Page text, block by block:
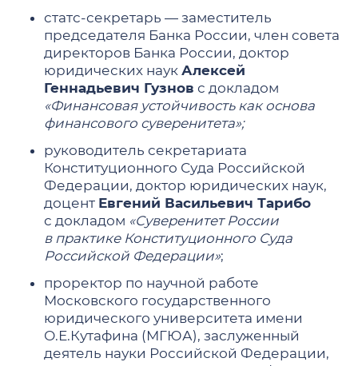
статс-секретарь — заместитель
председателя Банка России, член совета
директоров Банка России, доктор
юридических наук Алексей
Геннадьевич Гузнов с докладом
«Финансовая устойчивость как основа
финансового суверенитета»;
руководитель секретариата
Конституционного Суда Российской
Федерации, доктор юридических наук,
доцент Евгений Васильевич Тарибо
с докладом «Суверенитет России
в практике Конституционного Суда
Российской Федерации»;
проректор по научной работе
Московского государственного
юридического университета имени
О.Е.Кутафина (МГЮА), заслуженный
деятель науки Российской Федерации,